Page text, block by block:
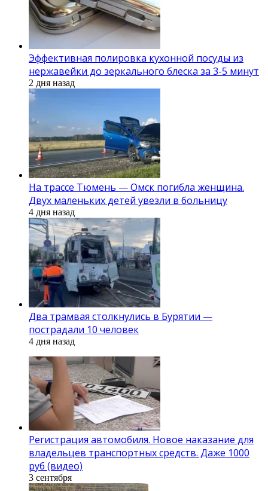
Эффективная полировка кухонной посуды из
нержавейки до зеркального блеска за 3-5 минут
2 дня назад
На трассе Тюмень — Омск погибла женщина.
Двух маленьких детей увезли в больницу
4 дня назад
Два трамвая столкнулись в Бурятии —
пострадали 10 человек
4 дня назад
Регистрация автомобиля. Новое наказание для
владельцев транспортных средств. Даже 1000
руб (видео)
3 сентября